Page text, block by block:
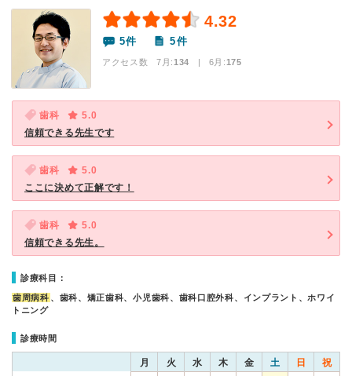
4.32
5件 5件
アクセス数 7月:134 | 6月:175
歯科
5.0
信頼できる先生です
歯科
5.0
ここに決めて正解です！
歯科
5.0
信頼できる先生。
診療科目：
歯周病科 、歯科、矯正歯科、小児歯科、歯科口腔外科、インプラント、ホワイ
トニング
診療時間
月 火 水 木 金 土 日 祝